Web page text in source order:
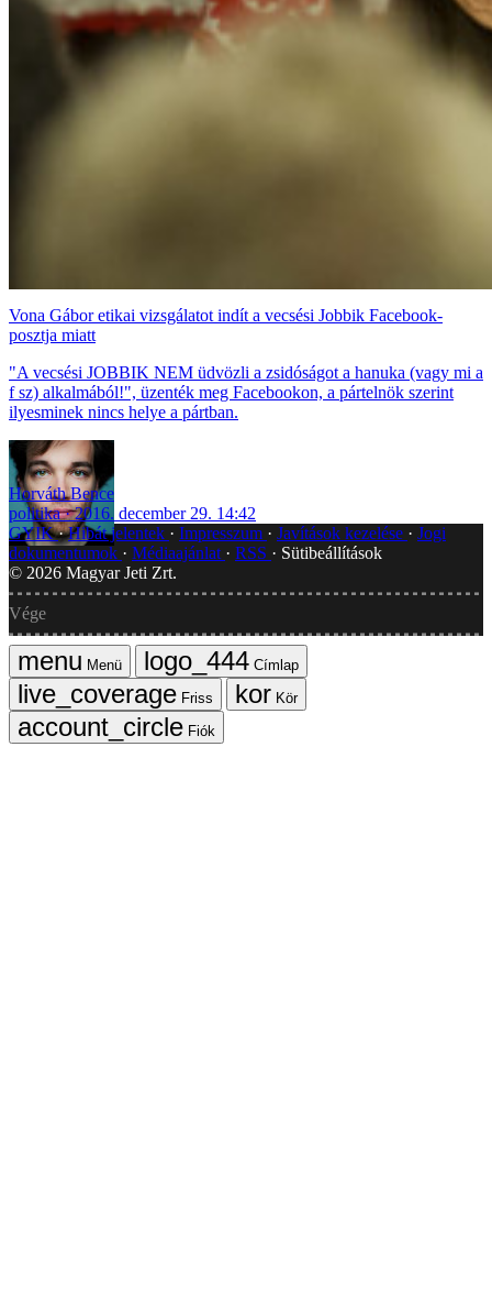
Vona Gábor etikai vizsgálatot indít a vecsési Jobbik Facebook-
posztja miatt
"A vecsési JOBBIK NEM üdvözli a zsidóságot a hanuka (vagy mi a
f sz) alkalmából!", üzenték meg Facebookon, a pártelnök szerint
ilyesminek nincs helye a pártban.
Horváth Bence
politika
2016. december 29. 14:42
GYIK Hibát jelentek Impresszum Javítások kezelése
Jogi
dokumentumok
Médiaajánlat RSS
Sütibeállítások
© 2026 Magyar Jeti Zrt.
Vége
Menü
Címlap
Friss
Kör
Fiók